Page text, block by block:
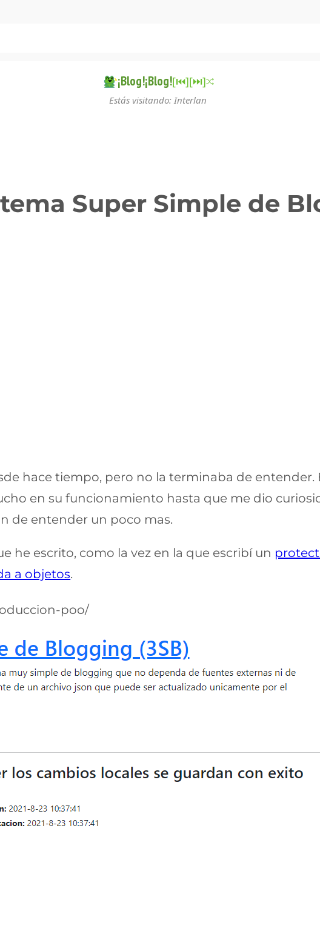
¡Blog!¡Blog![⏮︎][⏭︎]
Estás visitando: Interlan
Super Simple de
hace tiempo, pero no la terminaba de
en su funcionamiento hasta que me dio
de entender un poco mas.
he escrito, como la vez en la que escribí un
a objetos.
poo/